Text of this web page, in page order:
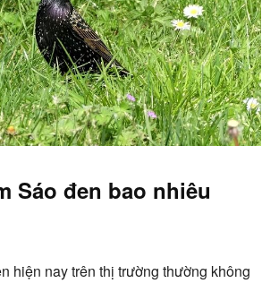
Sáo đen bao nhiêu
hiện nay trên thị trường thường không